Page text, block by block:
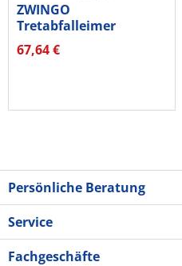
ZWINGO
Tretabfalleimer
Z2300395 20l Stahl
rund...
67,64 €
Persönliche Beratung
Service
Fachgeschäfte